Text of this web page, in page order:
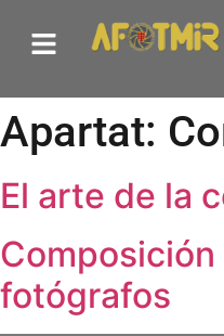
Apartat:
El arte de la
fotógrafos